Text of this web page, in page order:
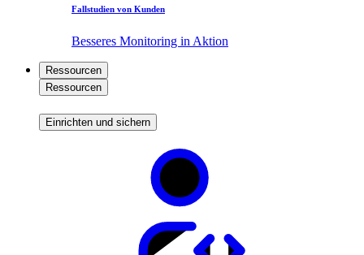
Fallstudien von Kunden
Besseres Monitoring in Aktion
Ressourcen
Ressourcen
Einrichten und sichern